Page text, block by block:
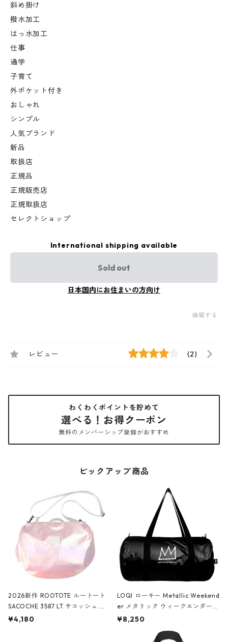
斜め掛け
撥水加工
はっ水加工
仕事
通学
子育て
外ポケット付き
おしゃれ
シンプル
人気ブランド
新品
取扱店
正規品
正規販売店
正規取扱店
セレクトショップ
International shipping available
Sold out
日本国内にお住まいの方向け
通報する
レビュー (2)
わくわくポイントを貯めて
選べる！お得クーポン
無料のメンバーシップ登録がおすすめ
ピックアップ商品
2026新作 ROOTOTE ルートート
SACOCHE 3587 LT.サコッシュ.ル
ミエ-B ショルダーバッグ グロスピ
¥4,180
LOQI ローキー Metallic Weekend
er メタリック ウィークエンダー
ボストンバッグ ショルダーバッグ
Black ジャン=ミッシェル・バスキ
¥8,250